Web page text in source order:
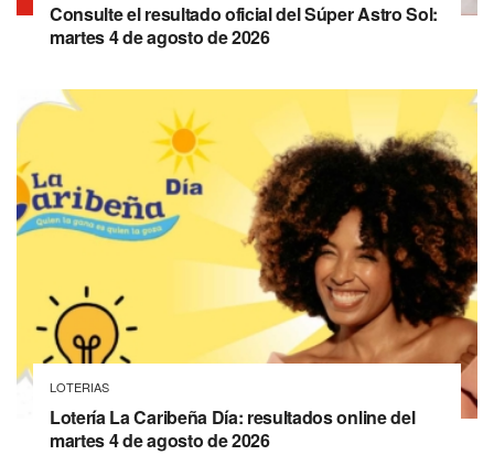
Consulte el resultado oficial del Súper Astro Sol:
martes 4 de agosto de 2026
LOTERIAS
Lotería La Caribeña Día: resultados online del
martes 4 de agosto de 2026